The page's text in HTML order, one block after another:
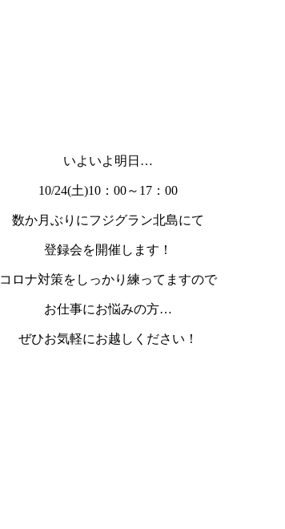
いよいよ明日…
10/24(土)10：00～17：00
数か月ぶりにフジグラン北島にて
登録会を開催します！
コロナ対策をしっかり練ってますので
お仕事にお悩みの方…
ぜひお気軽にお越しください！